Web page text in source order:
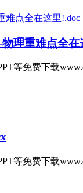
理重难点全在
等免费下载
等免费下载